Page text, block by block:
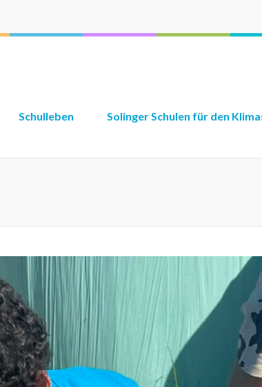
Schulleben Solinger Schulen für den